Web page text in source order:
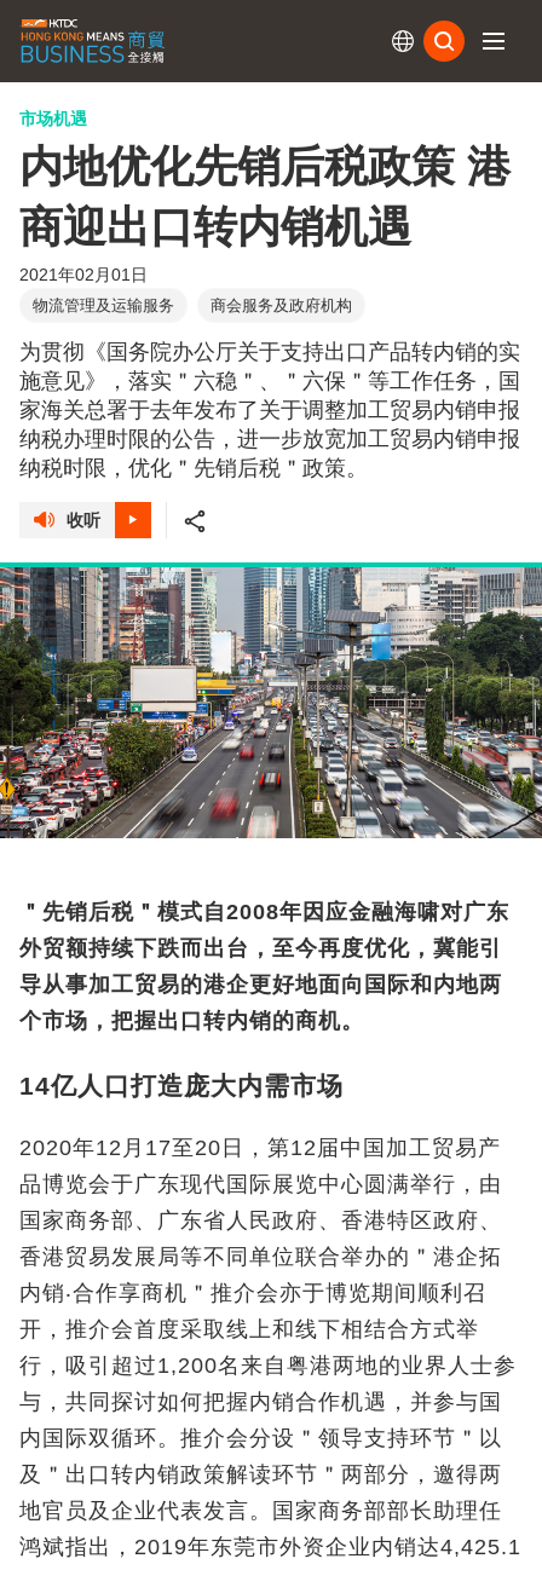
市场机遇
内地优化先销后税政策 港
商迎出口转内销机遇
2021年02月01日
物流管理及运输服务 商会服务及政府机构
为贯彻《国务院办公厅关于支持出口产品转内销的实
施意见》，落实＂六稳＂、＂六保＂等工作任务，国
家海关总署于去年发布了关于调整加工贸易内销申报
纳税办理时限的公告，进一步放宽加工贸易内销申报
纳税时限，优化＂先销后税＂政策。
收听
＂先销后税＂模式自2008年因应金融海啸对广东
外贸额持续下跌而出台，至今再度优化，冀能引
导从事加工贸易的港企更好地面向国际和内地两
个市场，把握出口转内销的商机。
14亿人口打造庞大内需市场
2020年12月17至20日，第12届中国加工贸易产
品博览会于广东现代国际展览中心圆满举行，由
国家商务部、广东省人民政府、香港特区政府、
香港贸易发展局等不同单位联合举办的＂港企拓
内销‧合作享商机＂推介会亦于博览期间顺利召
开，推介会首度采取线上和线下相结合方式举
行，吸引超过1,200名来自粤港两地的业界人士参
与，共同探讨如何把握内销合作机遇，并参与国
内国际双循环。推介会分设＂领导支持环节＂以
及＂出口转内销政策解读环节＂两部分，邀得两
地官员及企业代表发言。国家商务部部长助理任
鸿斌指出，2019年东莞市外资企业内销达4,425.1